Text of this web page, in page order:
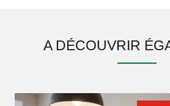
A DÉCOUVRIR